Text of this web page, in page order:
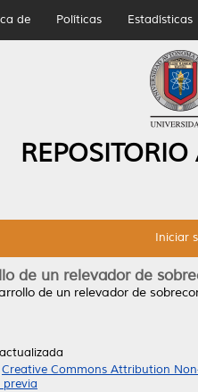
de Políticas Estadísticas
Iniciar
de un relevador de
de un relevador de
Creative Commons Attribution
previa